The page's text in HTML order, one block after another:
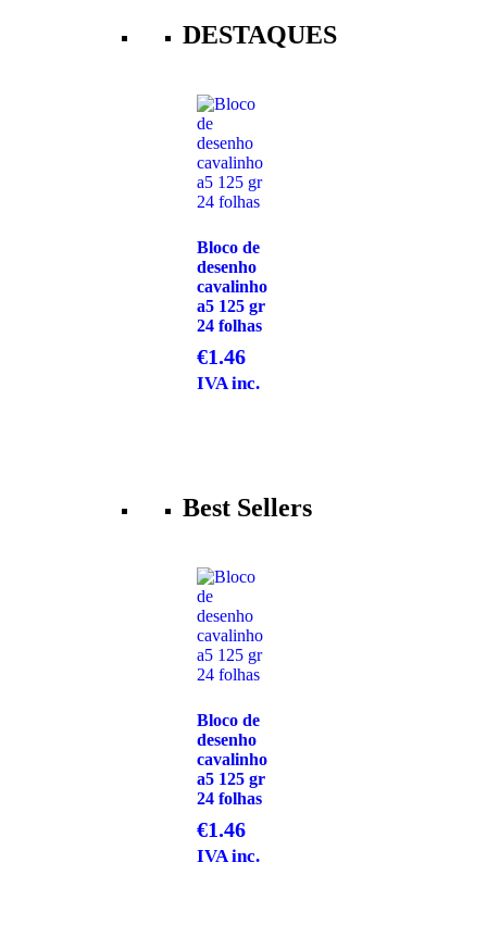
DESTAQUES
Bloco de
desenho
cavalinho
a5 125 gr
24 folhas
€1.46
IVA inc.
Best Sellers
Bloco de
desenho
cavalinho
a5 125 gr
24 folhas
€1.46
IVA inc.